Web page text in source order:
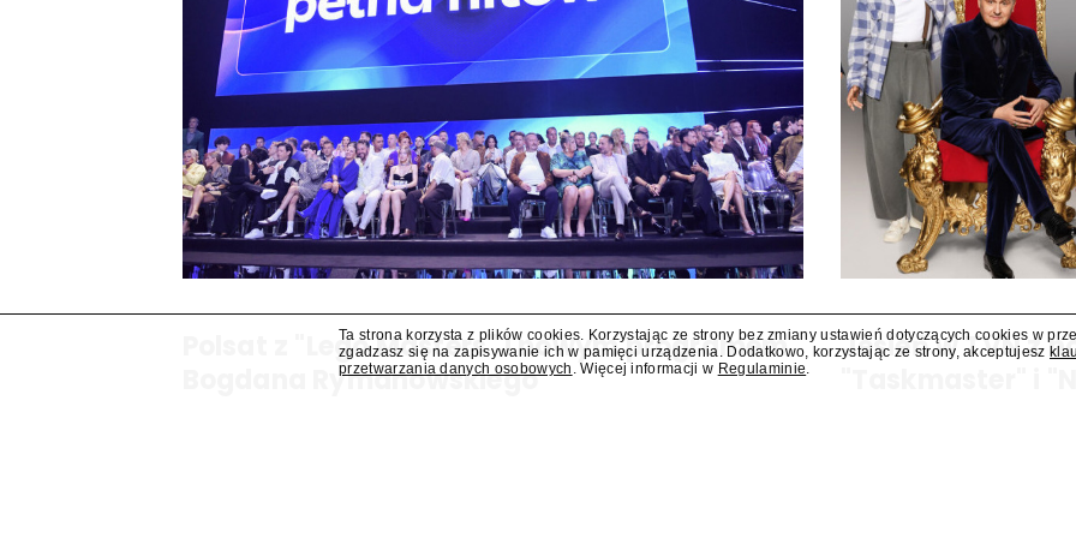
Polsat z "Lego Masters" i nowym programem
Bogdana Rymanowskiego
Jesień w TVN z
Ta strona korzysta z plików cookies. Korzystając ze strony bez zmiany ustawień dotyczących cookies w
zgadzasz się na zapisywanie ich w pamięci urządzenia. Dodatkowo, korzystając ze strony, akceptujesz
przetwarzania danych osobowych . Więcej informacji w Regulaminie.